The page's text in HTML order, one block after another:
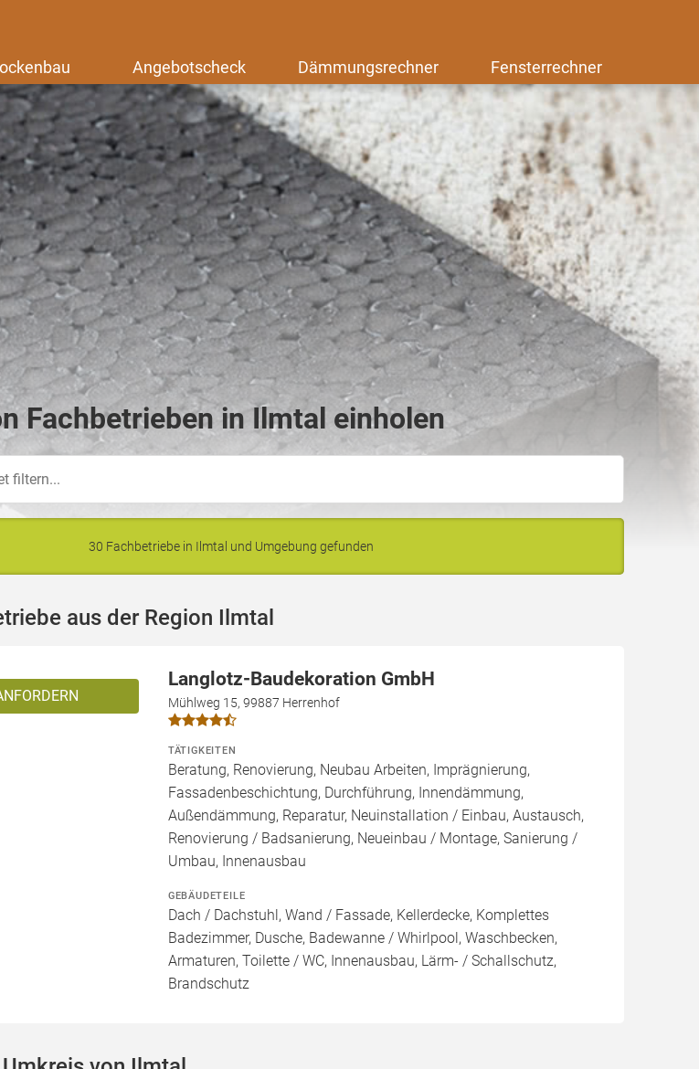
Angebotscheck Dämmungsrechner Fensterrechner
Fachbetrieben in Ilmtal einholen
30 Fachbetriebe in Ilmtal und Umgebung gefunden
aus der Region Ilmtal
Langlotz-Baudekoration GmbH
Mühlweg 15, 99887 Herrenhof
TÄTIGKEITEN
Beratung, Renovierung, Neubau Arbeiten, Imprägnierung,
Fassadenbeschichtung, Durchführung, Innendämmung,
Außendämmung, Reparatur, Neuinstallation / Einbau, Austausch,
Renovierung / Badsanierung, Neueinbau / Montage, Sanierung /
Umbau, Innenausbau
GEBÄUDETEILE
Dach / Dachstuhl, Wand / Fassade, Kellerdecke, Komplettes
Badezimmer, Dusche, Badewanne / Whirlpool, Waschbecken,
Armaturen, Toilette / WC, Innenausbau, Lärm- / Schallschutz,
Brandschutz